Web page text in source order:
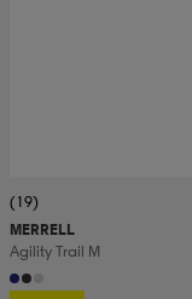
(19)
MERRELL
Agility Trail M